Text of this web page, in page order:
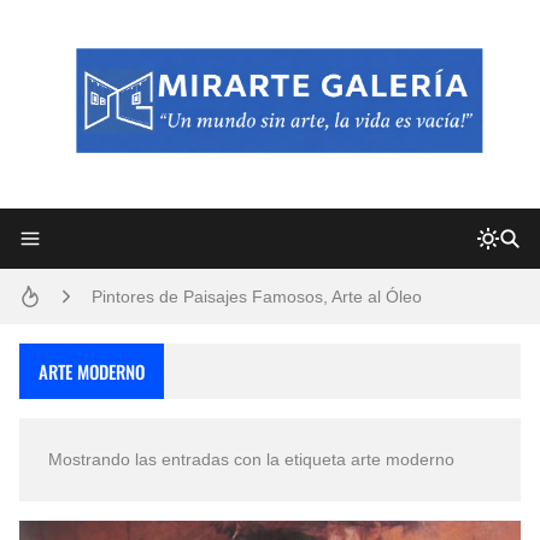
Pintores de Paisajes Famosos, Arte al Óleo
San Valentín Dibujos a Lápiz del 14 de Febrero
ARTE MODERNO
Mostrando las entradas con la etiqueta arte moderno